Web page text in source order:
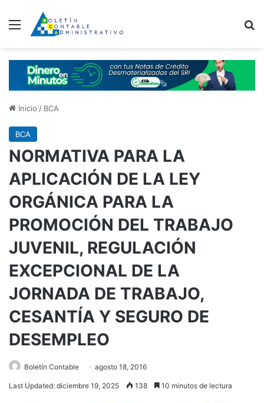
Menú
Inicio / BCA
BCA
NORMATIVA PARA LA
APLICACIÓN DE LA LEY
ORGÁNICA PARA LA
PROMOCIÓN DEL TRABAJO
JUVENIL, REGULACIÓN
EXCEPCIONAL DE LA
JORNADA DE TRABAJO,
CESANTÍA Y SEGURO DE
DESEMPLEO
Boletín Contable agosto 18, 2016
Last Updated: diciembre 19, 2025 138 10 minutos de lectura